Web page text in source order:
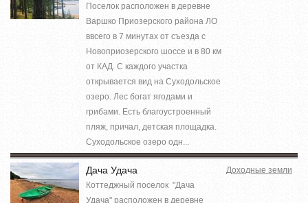
Поселок расположен в деревне
Варшко Приозерского района ЛО
ввсего в 7 минутах от съезда с
Новоприозерского шоссе и в 80 км
от КАД. С каждого участка
открывается вид на Суходольское
озеро. Лес богат ягодами и
грибами. Есть благоустроенный
пляж, причал, детская площадка.
Суходольское озеро одн...
Дача Удача
Коттеджный поселок "Дача
Удача" расположен в деревне
Доходные земли